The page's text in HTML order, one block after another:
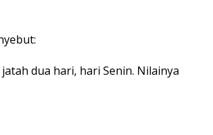
dua hari, hari Senin. Nilainya